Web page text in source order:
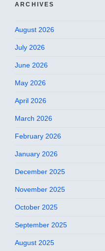
ARCHIVES
August 2026
July 2026
June 2026
May 2026
April 2026
March 2026
February 2026
January 2026
December 2025
November 2025
October 2025
September 2025
August 2025